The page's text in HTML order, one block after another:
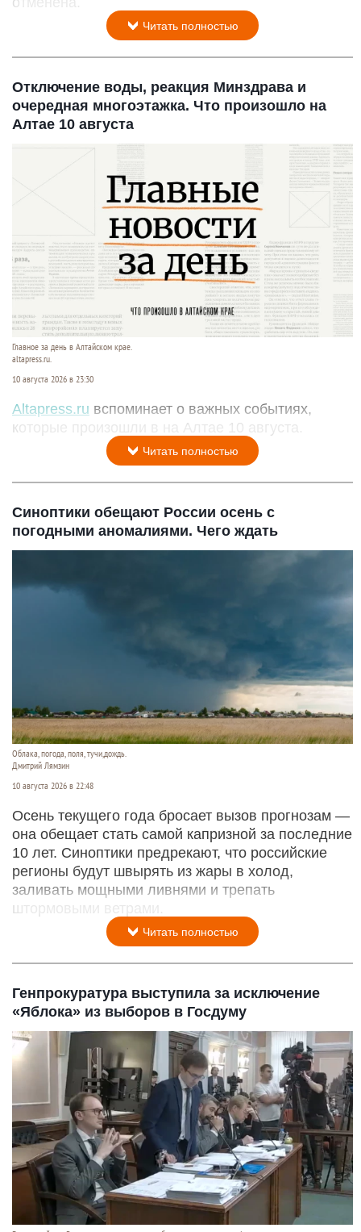
Читать полностью
Отключение воды, реакция Минздрава и
очередная многоэтажка. Что произошло на
Алтае 10 августа
Главное за день в Алтайском крае.
altapress.ru.
10 августа 2026 в 23:30
Altapress.ru вспоминает о важных событиях,
которые произошли в на Алтае 10 августа.
Читать полностью
Синоптики обещают России осень с
погодными аномалиями. Чего ждать
Облака, погода, поля, тучи,дождь.
Дмитрий Лямзин
10 августа 2026 в 22:48
Осень текущего года бросает вызов прогнозам —
она обещает стать самой капризной за последние
10 лет. Синоптики предрекают, что российские
регионы будут швырять из жары в холод,
заливать мощными ливнями и трепать
штормовыми ветрами.
Читать полностью
Генпрокуратура выступила за исключение
«Яблока» из выборов в Госдуму